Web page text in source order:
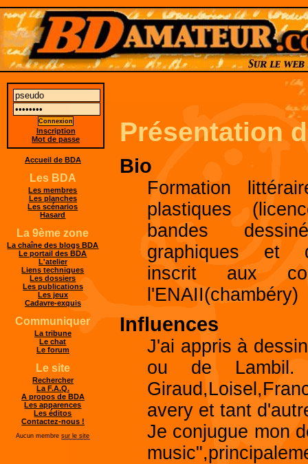
Présentation
Bio
Formation
plastiques
bandes
graphiques et
inscrit aux
l'ENAII(chambéry)
Influences
J'ai appris à
ou de Lambil.
avery et tant
Je conjugue mon
Inscription
Mot de passe
Accueil de BDA
Les BDA
Les membres
Les planches
Les scénarios
Hasard
La 9ème zone
La chaîne des blogs BDA
Le portail des BDA
L'atelier
Liens techniques
Les dossiers
Les publications
Les jeux
Cadavre-exquis
Communiquer
La tribune
Le chat
Le forum
Le site
Rechercher
La F.A.Q.
A propos de BDA
Les apparences
Les éditos
Contactez-nous !
Aucun membresur le site